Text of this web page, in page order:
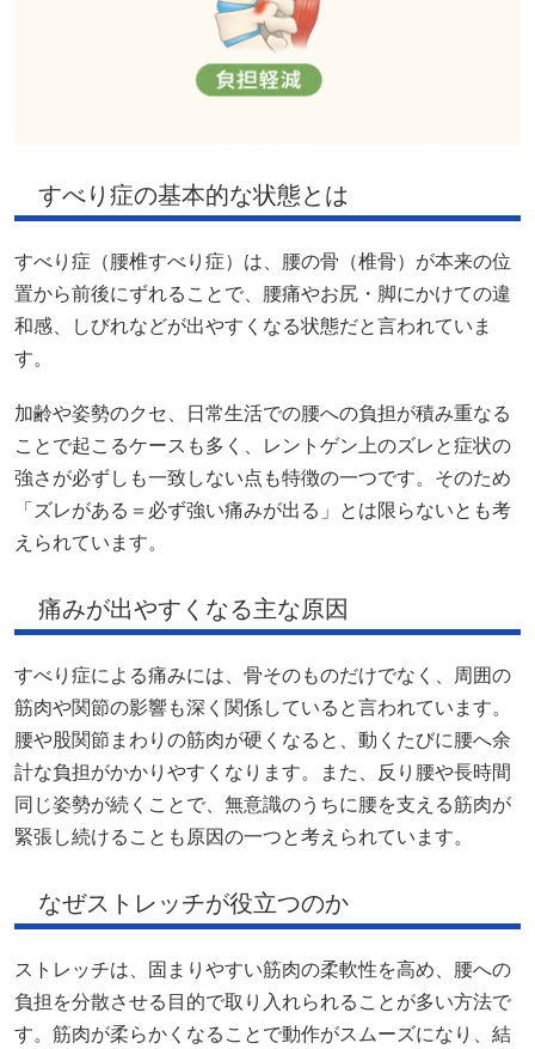
すべり症の基本的な状態とは
すべり症（腰椎すべり症）は、腰の骨（椎骨）が本来の位
置から前後にずれることで、腰痛やお尻・脚にかけての違
和感、しびれなどが出やすくなる状態だと言われていま
す。
加齢や姿勢のクセ、日常生活での腰への負担が積み重なる
ことで起こるケースも多く、レントゲン上のズレと症状の
強さが必ずしも一致しない点も特徴の一つです。そのため
「ズレがある＝必ず強い痛みが出る」とは限らないとも考
えられています。
痛みが出やすくなる主な原因
すべり症による痛みには、骨そのものだけでなく、周囲の
筋肉や関節の影響も深く関係していると言われています。
腰や股関節まわりの筋肉が硬くなると、動くたびに腰へ余
計な負担がかかりやすくなります。また、反り腰や長時間
同じ姿勢が続くことで、無意識のうちに腰を支える筋肉が
緊張し続けることも原因の一つと考えられています。
なぜストレッチが役立つのか
ストレッチは、固まりやすい筋肉の柔軟性を高め、腰への
負担を分散させる目的で取り入れられることが多い方法で
す。筋肉が柔らかくなることで動作がスムーズになり、結